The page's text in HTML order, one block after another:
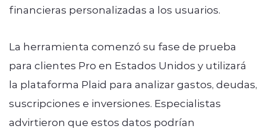
financieras personalizadas a los usuarios.
La herramienta comenzó su fase de prueba
para clientes Pro en Estados Unidos y utilizará
la plataforma Plaid para analizar gastos, deudas,
suscripciones e inversiones. Especialistas
advirtieron que estos datos podrían